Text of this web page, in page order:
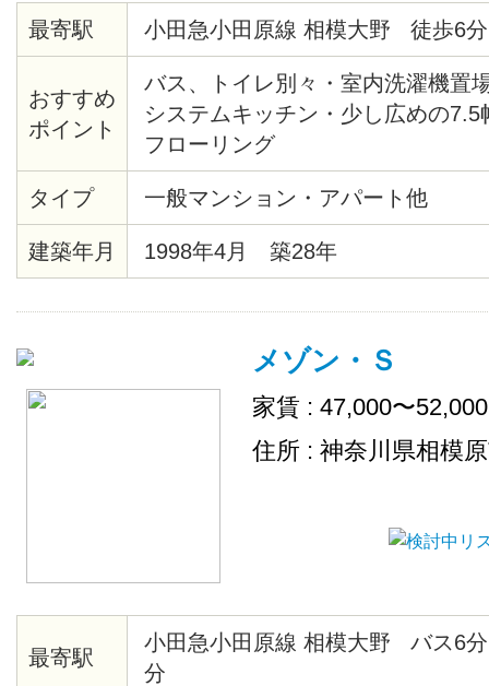
最寄駅 小田急小田原線 相模大野 徒歩6
おすすめ
ポイント
バス、トイレ別々・室内洗濯機置
システムキッチン・少し広めの
フローリング
タイプ 一般マンション・アパート他
建築年月 1998年4月 築28年
メゾン・Ｓ
家賃 : 47,000〜
住所 : 神奈川県相模
最寄駅
小田急小田原線 相模大野 バス6
分